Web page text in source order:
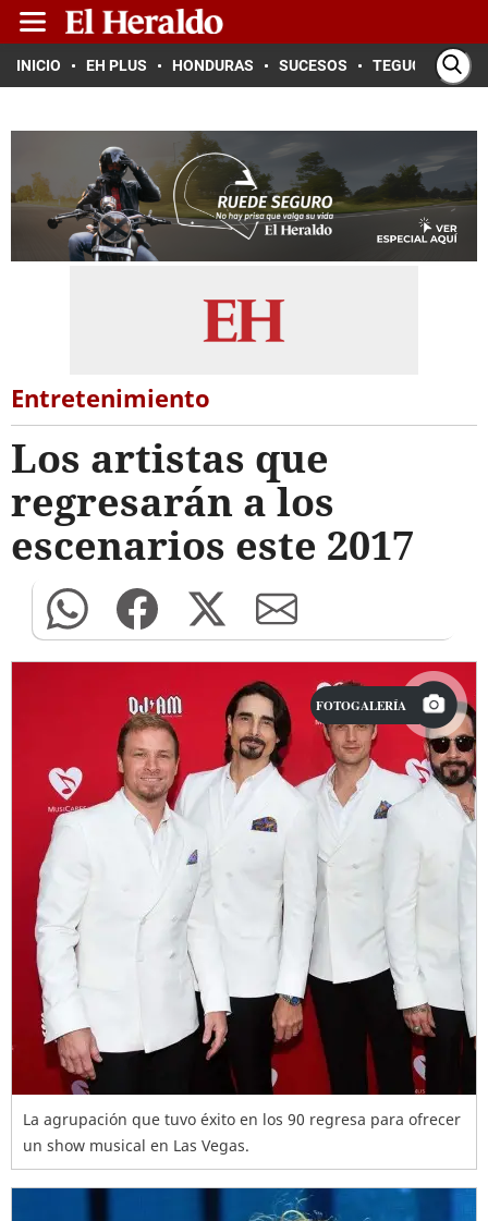
INICIO EH PLUS HONDURAS SUCESOS TEGUCIGALPA
Entretenimiento
Los artistas que
regresarán a los
escenarios este 2017
FOTOGALERÍA
La agrupación que tuvo éxito en los 90 regresa para ofrecer
un show musical en Las Vegas.